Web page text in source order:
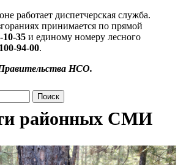
работает диспетчерская служба.
принимается по прямой
10-35 и единому номеру лесного
94-00.
НСО.